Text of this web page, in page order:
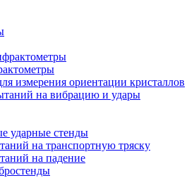
измерения ориентации кристаллов
на вибрацию и удары
ударные стенды
на транспортную тряску
на падение